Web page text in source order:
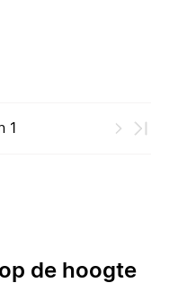
1
de hoogte